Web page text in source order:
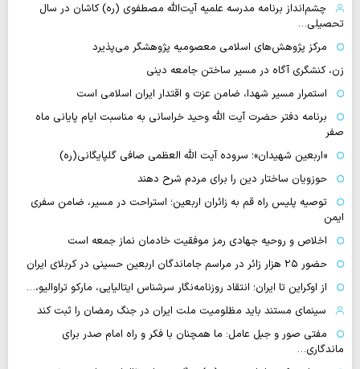
چشم‌انداز برنامه مدرسه علمیه آیت‌الله مصطفوی (ره) کاشان در سال
تحصیلی…
مرکز پژوهش‌های اسلامی معصومیه پژوهشگر می‌پذیرد
زن، کنشگری آگاه در مسیر ساختن جامعه دینی
استمرار مسیر شهدا، ضامن عزت و اقتدار ایران اسلامی است
برنامه دفتر حضرت آیت الله وحید خراسانی به مناسبت ایام پایانی ماه
صفر
«اربعین شهیدان»؛ سروده آیت الله العظمی صافی گلپایگانی(ره)
حوزویان ساختار دین را برای مردم شرح دهند
توصیه پلیس راه قم به زائران اربعین؛ استراحت در مسیر، ضامن سفری
ایمن
اخلاص و روحیه جهادی رمز موفقیت خادمان نماز جمعه است
حضور ۲۵ هزار زائر در مراسم جاماندگان اربعین حسینی در کربلای ایران
از اوکراین تا ایران؛ انتقاد روزنامه‌نگار سرشناس ایتالیایی، مارکو تراوالیو،…
سینمای مستند باید مظلومیت ملت ایران در جنگ رمضان را ثبت کند
مفتی صور و جبل عامل: ما همچنان با فکر و راه امام صدر برای
ماندگاری…